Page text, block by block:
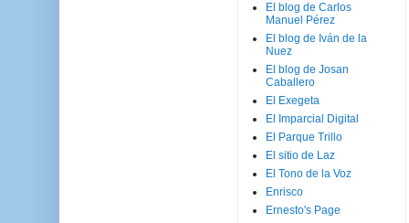
El blog de Carlos
Manuel Pérez
El blog de Iván de la
Nuez
El blog de Josan
Caballero
El Exegeta
El Imparcial Digital
El Parque Trillo
El sitio de Laz
El Tono de la Voz
Enrisco
Ernesto's Page